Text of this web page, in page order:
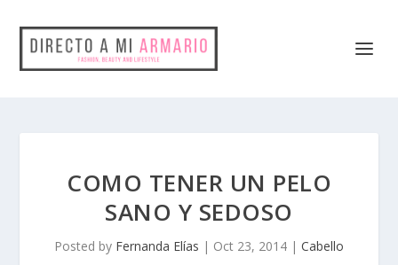
COMO TENER UN PELO
SANO Y SEDOSO
Posted by Fernanda Elías | Oct 23, 2014 | Cabello